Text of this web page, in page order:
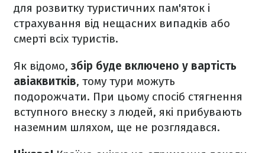
для розвитку туристичних пам'яток і
страхування від нещасних випадків або
смерті всіх туристів.
Як відомо, збір буде включено у вартість
авіаквитків, тому тури можуть
подорожчати. При цьому спосіб стягнення
вступного внеску з людей, які прибувають
наземним шляхом, ще не розглядався.